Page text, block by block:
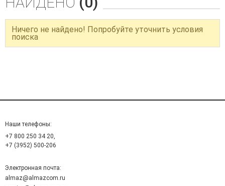
Ничего не найдено! Попробуйте уточнить условия
поиска
Наши телефоны:
+7 800 250 34 20,
+7 (3952) 500-206
Электронная почта:
almaz@almazcom.ru